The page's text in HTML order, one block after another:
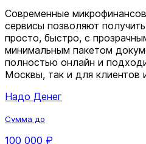
Современные
сервисы позволяют
просто, быстро, с
минимальным пакетом
полностью онлайн и
Москвы, так и для клиентов
Надо Денег
Сумма до
100 000 ₽